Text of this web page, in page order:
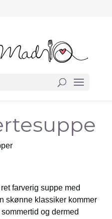
farverig suppe med
skønne klassiker kommer
og dermed